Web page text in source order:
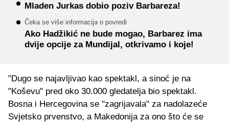
Mladen Jurkas dobio poziv Barbareza!
Čeka se više informacija o povredi
Ako Hadžikić ne bude mogao, Barbarez ima
dvije opcije za Mundijal, otkrivamo i koje!
"Dugo se najavljivao kao spektakl, a sinoć je na
"Koševu" pred oko 30.000 gledatelja bio spektakl.
Bosna i Hercegovina se "zagrijavala" za nadolazeće
Svjetsko prvenstvo, a Makedonija za ono što će se